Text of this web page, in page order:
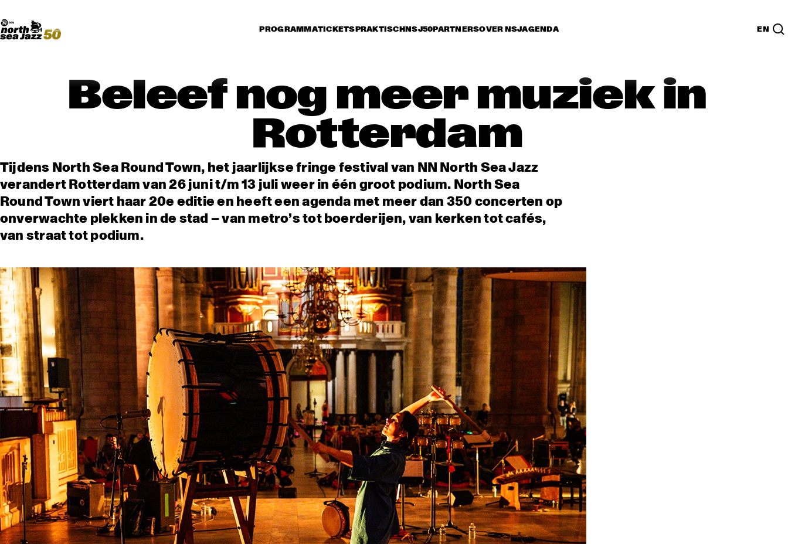
PROGRAMMATICKETSPRAKTISCHNSJ50PARTNERSOVER NSJAGENDA EN
Boogieball
North Sea Round Town
Beleef nog meer muziek in
Rotterdam
Tijdens North Sea Round Town, het jaarlijkse fringe festival van NN North Sea Jazz
verandert Rotterdam van 26 juni t/m 13 juli weer in één groot podium. North Sea
Round Town viert haar 20e editie en heeft een agenda met meer dan 350 concerten op
onverwachte plekken in de stad – van metro’s tot boerderijen, van kerken tot cafés,
van straat tot podium.